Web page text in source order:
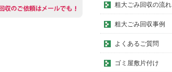
粗大ごみ回収の流れ
粗大ごみ回収事例
よくあるご質問
ゴミ屋敷片付け